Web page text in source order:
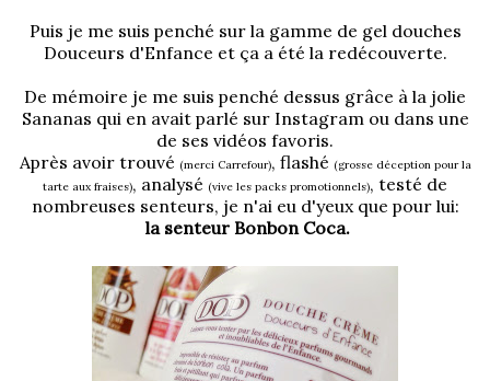
Puis je me suis penché sur la gamme de gel douches
Douceurs d'Enfance et ça a été la redécouverte.
De mémoire je me suis penché dessus grâce à la jolie
Sananas qui en avait parlé sur Instagram ou dans une
de ses vidéos favoris.
Après avoir trouvé (merci Carrefour), flashé (grosse déception pour la
tarte aux fraises), analysé (vive les packs promotionnels), testé de
nombreuses senteurs, je n'ai eu d'yeux que pour lui:
la senteur Bonbon Coca.